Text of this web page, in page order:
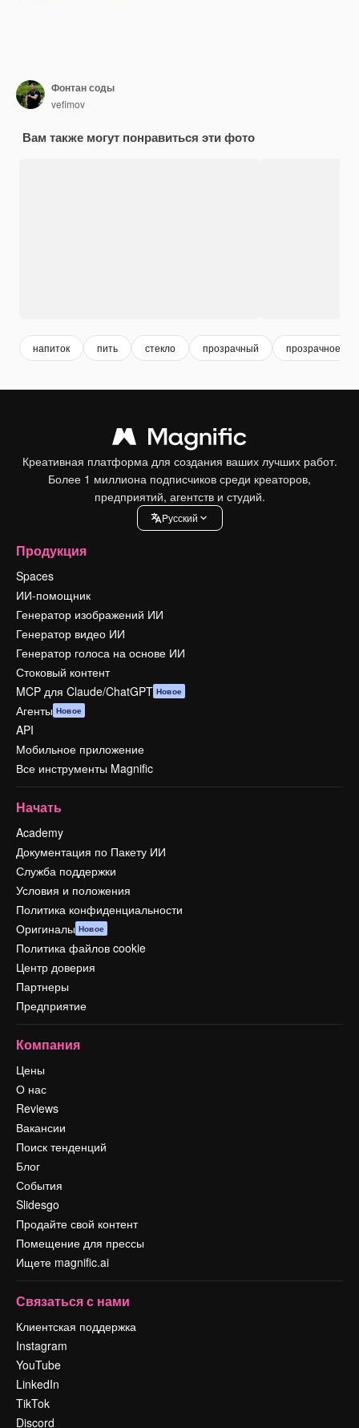
Фонтан соды
vefimov
Вам также могут понравиться эти фото
напиток пить стекло прозрачный прозрачное
Креативная платформа для создания ваших лучших работ.
Более 1 миллиона подписчиков среди креаторов,
предприятий, агентств и студий.
Pусский
Продукция
Spaces
ИИ-помощник
Генератор изображений ИИ
Генератор видео ИИ
Генератор голоса на основе ИИ
Стоковый контент
MCP для Claude/ChatGPT Новое
Агенты Новое
API
Мобильное приложение
Все инструменты Magnific
Начать
Academy
Документация по Пакету ИИ
Служба поддержки
Условия и положения
Политика конфиденциальности
Оригиналы Новое
Политика файлов cookie
Центр доверия
Партнеры
Предприятие
Компания
Цены
О нас
Reviews
Вакансии
Поиск тенденций
Блог
События
Slidesgo
Продайте свой контент
Помещение для прессы
Ищете magnific.ai
Связаться с нами
Клиентская поддержка
Instagram
YouTube
LinkedIn
TikTok
Discord